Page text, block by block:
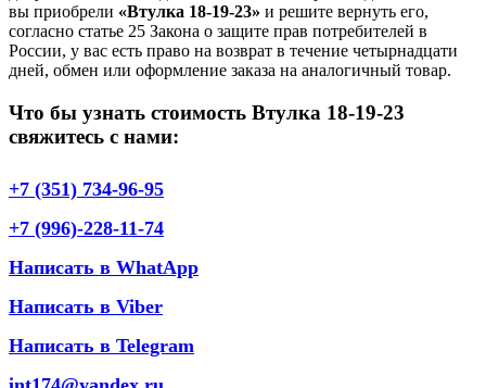
вы приобрели «Втулка 18-19-23» и решите вернуть его,
согласно статье 25 Закона о защите прав потребителей в
России, у вас есть право на возврат в течение четырнадцати
дней, обмен или оформление заказа на аналогичный товар.
Что бы узнать стоимость Втулка 18-19-23
свяжитесь с нами:
+7 (351) 734-96-95
+7 (996)-228-11-74
Написать в WhatApp
Написать в Viber
Написать в Telegram